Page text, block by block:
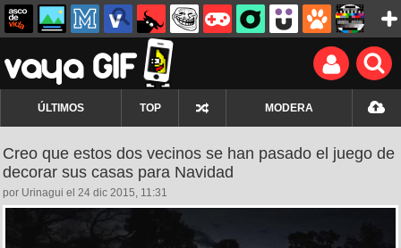
ÚLTIMOS TOP MODERA
Creo que estos dos vecinos se han pasado el juego de
decorar sus casas para Navidad
por Urinagui el 24 dic 2015, 11:31